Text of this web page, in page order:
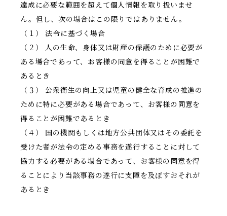
達成に必要な範囲を超えて個人情報を取り扱いませ
ん。但し、次の場合はこの限りではありません。
（１） 法令に基づく場合
（２） 人の生命、身体又は財産の保護のために必要が
ある場合であって、お客様の同意を得ることが困難で
あるとき
（３） 公衆衛生の向上又は児童の健全な育成の推進の
ために特に必要がある場合であって、お客様の同意を
得ることが困難であるとき
（４） 国の機関もしくは地方公共団体又はその委託を
受けた者が法令の定める事務を遂行することに対して
協力する必要がある場合であって、お客様の同意を得
ることにより当該事務の遂行に支障を及ぼすおそれが
あるとき